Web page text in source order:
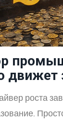
движет
роста